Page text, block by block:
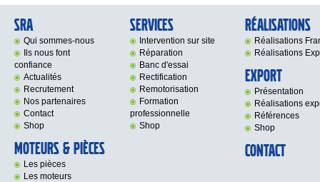
SRA
Qui sommes-nous
Ils nous font
confiance
Actualités
Recrutement
Nos partenaires
Contact
Shop
Moteurs & Pièces
Les pièces
Les moteurs
Services
Intervention sur site
Réparation
Banc d'essai
Rectification
Remotorisation
Formation
professionnelle
Shop
Réalisations
Réalisations
Réalisations
Export
Présentation
Réalisations
Références
Shop
Contact